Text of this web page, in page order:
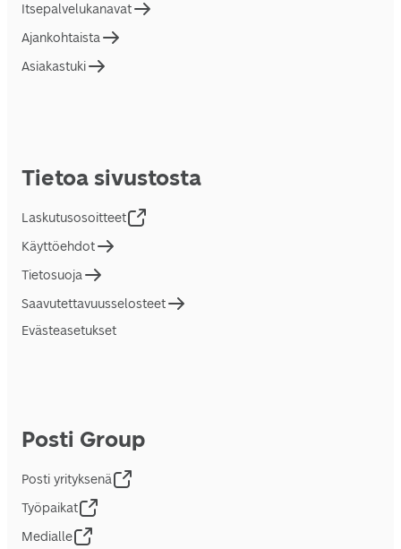
Itsepalvelukanavat
Ajankohtaista
Asiakastuki
Tietoa sivustosta
Laskutusosoitteet
Käyttöehdot
Tietosuoja
Saavutettavuusselosteet
Evästeasetukset
Posti Group
Posti yrityksenä
Työpaikat
Medialle